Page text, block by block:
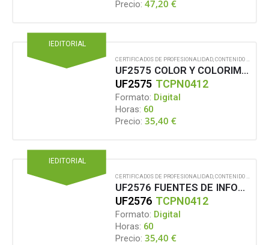
Precio: 47,20€
IEDITORIAL
CERTIFICADOS DE PROFESIONALIDAD CONTENIDO EN FORMATO DIGITAL
UF2575 COLOR Y COLORIMETRÍA EN LA ESTAMPACIÓN TEXTIL
UF2575 TCPN0412
Formato: Digital
Horas: 60
Precio: 35,40€
IEDITORIAL
CERTIFICADOS DE PROFESIONALIDAD CONTENIDO EN FORMATO DIGITAL
UF2576 FUENTES DE INFORMACIÓN Y ANÁLISIS DE TENDENCIAS DE LOS ESTAMPADOS TEXTILES
UF2576 TCPN0412
Formato: Digital
Horas: 60
Precio: 35,40€